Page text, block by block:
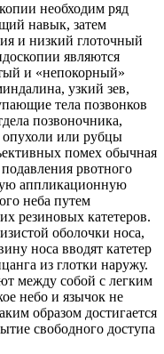
необходим ряд
навык, затем
и низкий глоточный
являются
и «непокорный»
узкий зев,
тела позвонков
позвоночника,
опухоли или рубцы
помех обычная
рвотного
аппликационную
неба путем
резиновых катетеров.
оболочки носа,
носа вводят катетер
из глотки наружу.
между собой с легким
небо и язычок не
образом достигается
свободного доступа